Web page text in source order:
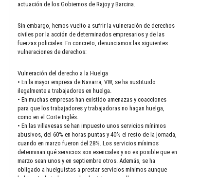
actuación de los Gobiernos de Rajoy y Barcina.
Sin embargo, hemos vuelto a sufrir la vulneración de derechos
civiles por la acción de determinados empresarios y de las
fuerzas policiales. En concreto, denunciamos las siguientes
vulneraciones de derechos:
Vulneración del derecho a la Huelga
• En la mayor empresa de Navarra, VW, se ha sustituido
ilegalmente a trabajadores en huelga.
• En muchas empresas han existido amenazas y coacciones
para que los trabajadores y trabajadoras no hagan huelga,
como en el Corte Inglés.
• En las villavesas se han impuesto unos servicios mínimos
abusivos, del 60% en horas puntas y 40% el resto de la jornada,
cuando en marzo fueron del 28%. Los servicios mínimos
determinan qué servicios son esenciales y no es posible que en
marzo sean unos y en septiembre otros. Además, se ha
obligado a huelguistas a prestar servicios mínimos aunque